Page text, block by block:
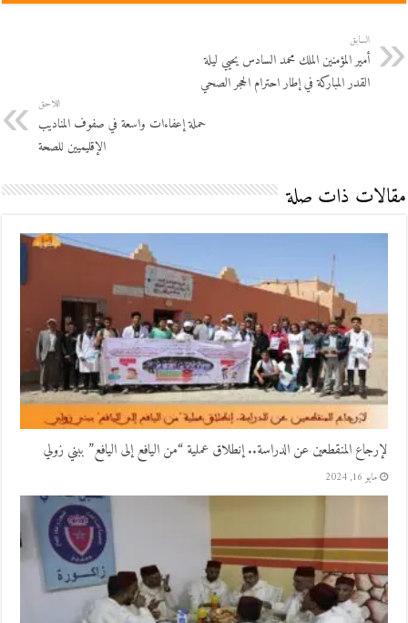
السابق
أمير المؤمنين الملك محمد السادس يحيي ليلة
القدر المباركة في إطار احترام الحجر الصحي
اللاحق
حملة إعفاءات واسعة في صفوف المناديب
الإقليميين للصحة
مقالات ذات صلة
لإرجاع المنقطعين عن الدراسة.. إنطلاق عملية “من اليافع إلى اليافع” ببني زولي
مايو 16, 2024